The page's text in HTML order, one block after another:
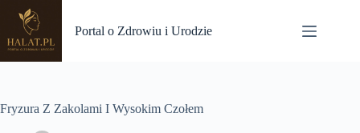
Przejdź
treści
Portal o Zdrowiu i Urodzie
Fryzura Z Zakolami I Wysokim Czołem